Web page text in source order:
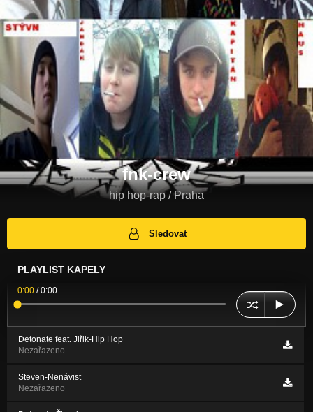
fnk-crew
hip hop-rap / Praha
Sledovat
PLAYLIST KAPELY
0:00 /0:00
Detonate feat. Jiřik-Hip Hop
Nezařazeno
Steven-Nenávist
Nezařazeno